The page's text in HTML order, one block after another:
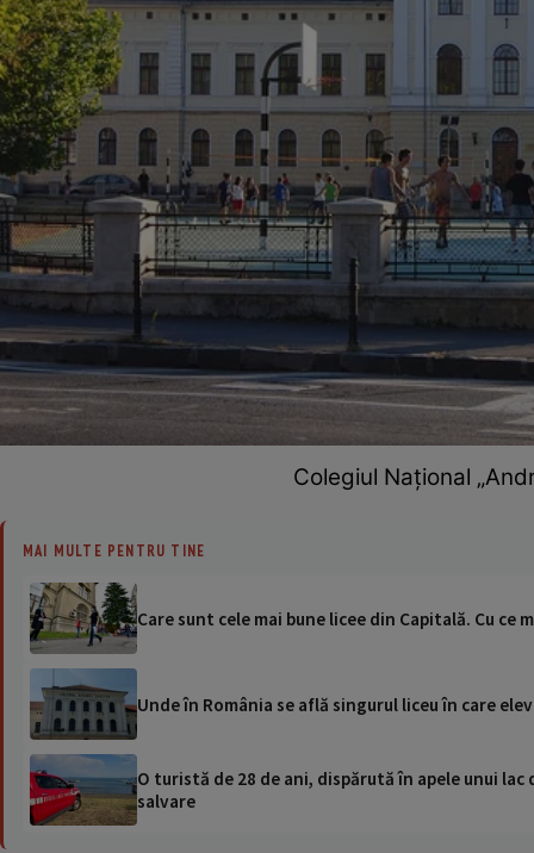
Colegiul Național
MAI MULTE PENTRU TINE
Care sunt cele mai bune licee din Capitală. Cu
Unde în România se află singurul liceu în care
O turistă de 28 de ani, dispărută în apele unui
salvare